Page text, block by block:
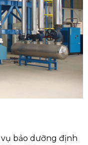
bảo dưỡng định